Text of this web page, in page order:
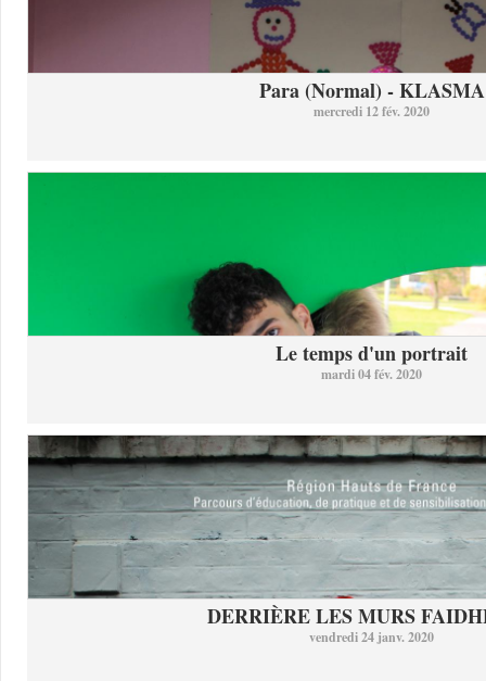
Para (Normal) - KLASMA
mercredi 12 fév. 2020
Le temps d'un portrait
mardi 04 fév. 2020
DERRIÈRE LES MURS
vendredi 24 janv. 2020